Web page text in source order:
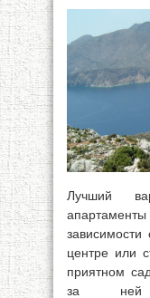
Лучший
центре или
приятном
за ней